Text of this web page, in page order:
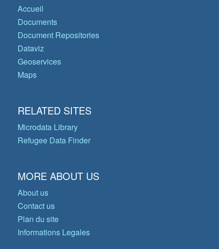
Accueil
Documents
Document Repositories
Dataviz
Geoservices
Maps
RELATED SITES
Microdata Library
Refugee Data Finder
MORE ABOUT US
About us
Contact us
Plan du site
Informations Legales